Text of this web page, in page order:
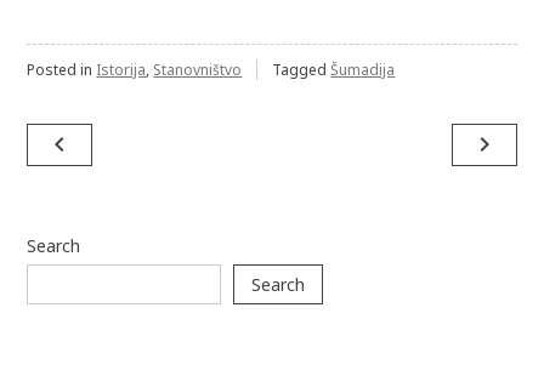
Posted in Istorija, Stanovništvo TaggedŠumadija
Post
navigation
navigate_before navigate_next
Search
Search